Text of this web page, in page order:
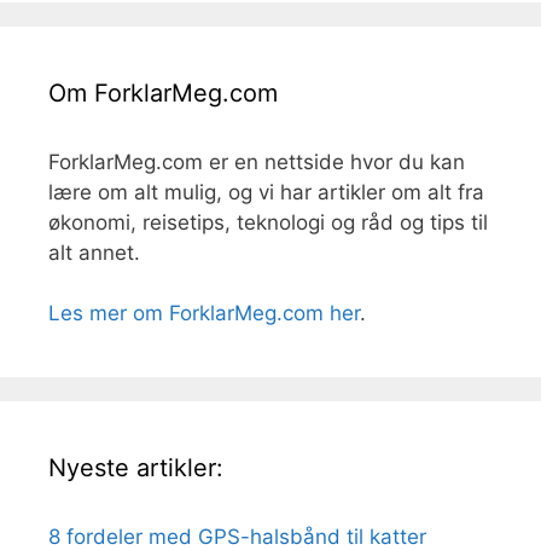
Om ForklarMeg.com
ForklarMeg.com er en nettside hvor du kan
lære om alt mulig, og vi har artikler om alt fra
økonomi, reisetips, teknologi og råd og tips til
alt annet.
Les mer om ForklarMeg.com her.
Nyeste artikler:
8 fordeler med GPS-halsbånd til katter